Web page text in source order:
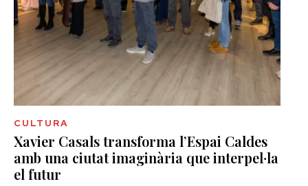
CULTURA
Xavier Casals transforma l’Espai Caldes
amb una ciutat imaginària que interpel·la
el futur